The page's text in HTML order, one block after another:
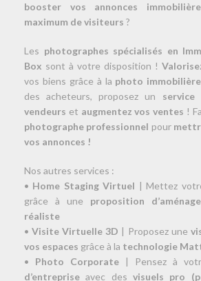
booster vos annonces
maximum de visiteurs ?
Les photographes spécialisés en
Box sont à votre disposition !
vos biens grâce à la photo immobilière
des acheteurs, proposez un
vendeurs et augmentez vos ventes !
photographe professionnel pour
vos annonces !
Nos autres services :
• Home Staging Virtuel | Mettez
grâce à une proposition
réaliste
•Visite Virtuelle 3D | Proposez une
vos espaces grâce à la technologie
• Photo Corporate | Pensez à
d’entreprise avec des visuels pro